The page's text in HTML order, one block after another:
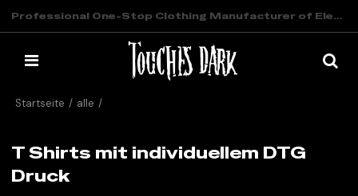
Professional One-Stop Clothing Manufacturer of Elevated Streetwear
Startseite / alle /
T Shirts mit individuellem DTG
Druck